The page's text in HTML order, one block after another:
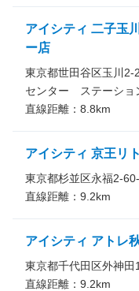
アイシティ 二子玉
ー店
東京都世田谷区玉川2-
センター ステーショ
直線距離： 8.8km
アイシティ 京王リ
東京都杉並区永福2-
直線距離： 9.2km
アイシティ アトレ
東京都千代田区外神
直線距離： 9.2km